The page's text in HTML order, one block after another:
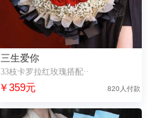
三生爱你
33枝卡罗拉红玫瑰搭配··
￥359元 820人付款